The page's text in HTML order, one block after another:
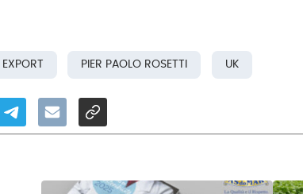
EXPORT PIER PAOLO ROSETTI UK